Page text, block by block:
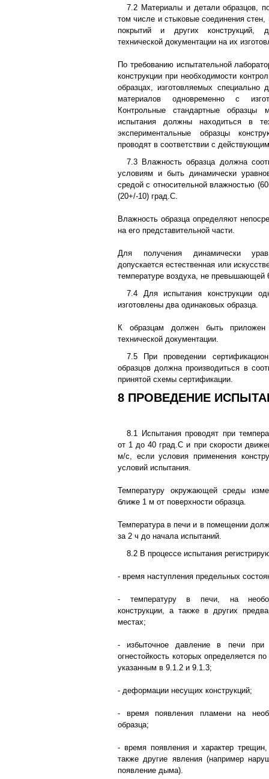
7.2 Материалы и детали образцов,
том числе и стыковые соединения стен,
покрытий и других конструкций,
технической документации на их
По требованию испытательной
конструкции при необходимости
образцах, изготовляемых
материалов одновременно с
Контрольные стандартные образцы
испытания должны находиться в
экспериментальные образцы
проводят в соответствии с
7.3 Влажность образца должна
условиям и быть динамически
средой с относительной влажностью
(20+/-10) град.С.
Влажность образца определяют
на его представительной части.
Для получения динамически
допускается естественная или
температуре воздуха, не превышающей
7.4 Для испытания конструкции
изготовлены два одинаковых образца.
К образцам должен быть приложен
технической документации.
7.5 При проведении
образцов должна производиться в
принятой схемы сертификации.
8 ПРОВЕДЕНИЕ
8.1 Испытания проводят при
от 1 до 40 град.С и при скорости
м/с, если условия применения
условий испытания.
Температуру окружающей среды
ближе 1 м от поверхности образца.
Температура в печи и в помещении
за 2 ч до начала испытаний.
8.2 В процессе испытания
- время наступления предельных
- температуру в печи, на
конструкции, а также в других
местах;
- избыточное давление в печи при
огнестойкость которых определяется
указанным в 9.1.2 и 9.1.3;
- деформации несущих конструкций;
- время появления пламени на
образца;
- время появления и характер трещин,
также другие явления (например
появление дыма).